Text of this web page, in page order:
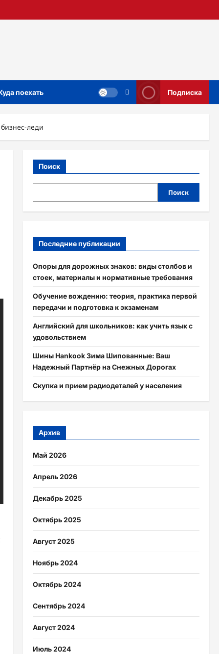
поехать Подписка
леди
Поиск
Поиск
Последние публикации
Опоры для дорожных знаков: виды столбов и
стоек, материалы и нормативные требования
Обучение вождению: теория, практика первой
передачи и подготовка к экзаменам
Английский для школьников: как учить язык с
удовольствием
Шины Hankook Зима Шипованные: Ваш
Надежный Партнёр на Снежных Дорогах
Скупка и прием радиодеталей у населения
Архив
Май 2026
Апрель 2026
Декабрь 2025
Октябрь 2025
Август 2025
Ноябрь 2024
Октябрь 2024
Сентябрь 2024
Август 2024
Июль 2024